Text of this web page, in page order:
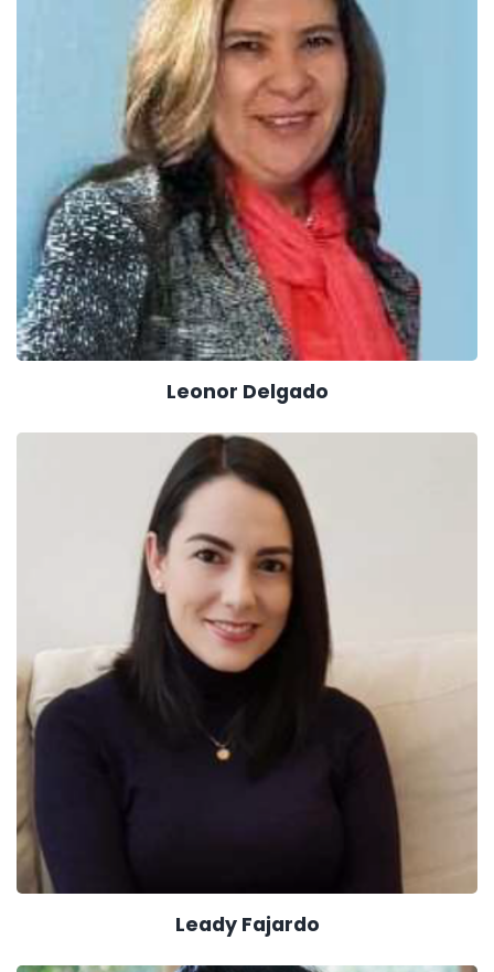
Leonor Delgado
Leady Fajardo